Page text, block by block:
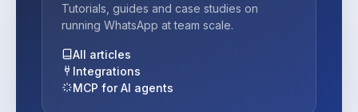
Tutorials, guides and case studies on
running WhatsApp at team scale.
All articles
Integrations
MCP for AI agents